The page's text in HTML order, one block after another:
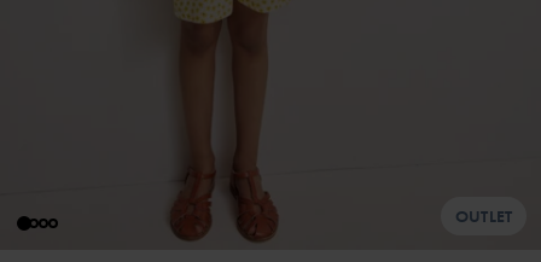
OUTLET